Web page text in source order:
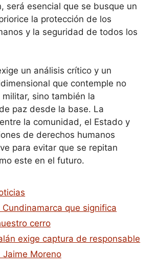
será esencial que se busque un
la protección de los
y la seguridad de todos los
un análisis crítico y un
que contemple no
militar, sino también la
paz desde la base. La
la comunidad, el Estado y
de derechos humanos
para evitar que se repitan
este en el futuro.
que significa
cerro
exige captura de responsable
Moreno